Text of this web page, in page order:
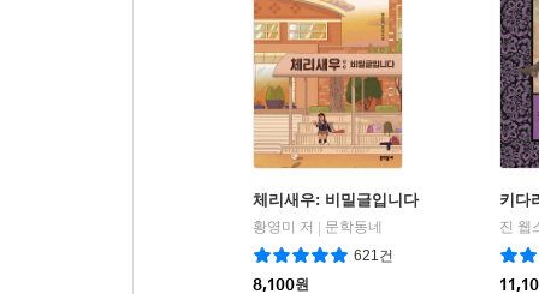
체리새우: 비밀글입니다
황영미 저 | 문학동네
621건
8,100원
키다
진 웹